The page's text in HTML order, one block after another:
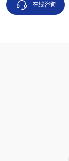
在线咨询